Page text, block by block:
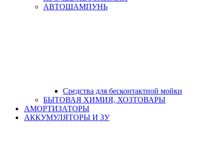
АВТОШАМПУНЬ
Средства для бесконтактной мойки
БЫТОВАЯ ХИМИЯ, ХОЗТОВАРЫ
АМОРТИЗАТОРЫ
АККУМУЛЯТОРЫ И ЗУ